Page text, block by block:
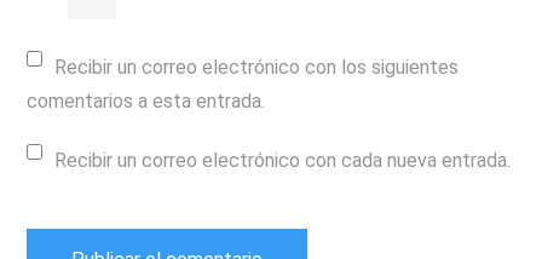
Recibir un correo electrónico con los siguientes
comentarios a esta entrada.
Recibir un correo electrónico con cada nueva entrada.